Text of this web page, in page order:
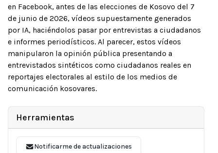
en Facebook, antes de las elecciones de Kosovo del 7
de junio de 2026, vídeos supuestamente generados
por IA, haciéndolos pasar por entrevistas a ciudadanos
e informes periodísticos. Al parecer, estos vídeos
manipularon la opinión pública presentando a
entrevistados sintéticos como ciudadanos reales en
reportajes electorales al estilo de los medios de
comunicación kosovares.
Herramientas
Notificarme de actualizaciones